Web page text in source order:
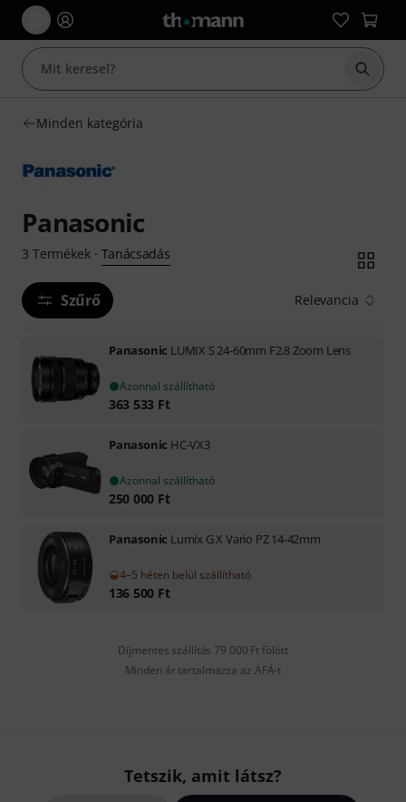
Minden kategória
Panasonic
3 Termékek· Tanácsadás
Szűrő Relevancia
Panasonic LUMIX S 24-60mm F2.8 Zoom Lens
Azonnal szállítható
363 533 Ft
Panasonic HC-VX3
Azonnal szállítható
250 000 Ft
Panasonic Lumix G X Vario PZ 14-42mm
4–5 héten belül szállítható
136 500 Ft
Díjmentes szállítás 79 000 Ft fölött
Minden ár tartalmazza az ÁFÁ-t
Tetszik, amit látsz?